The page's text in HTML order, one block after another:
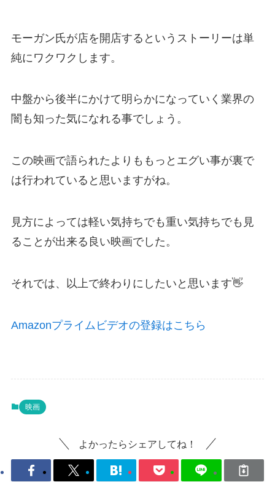
モーガン氏が店を開店するというストーリーは単
純にワクワクします。
中盤から後半にかけて明らかになっていく業界の
闇も知った気になれる事でしょう。
この映画で語られたよりももっとエグい事が裏で
は行われていると思いますがね。
見方によっては軽い気持ちでも重い気持ちでも見
ることが出来る良い映画でした。
それでは、以上で終わりにしたいと思います👋
Amazonプライムビデオの登録はこちら
映画
よかったらシェアしてね！